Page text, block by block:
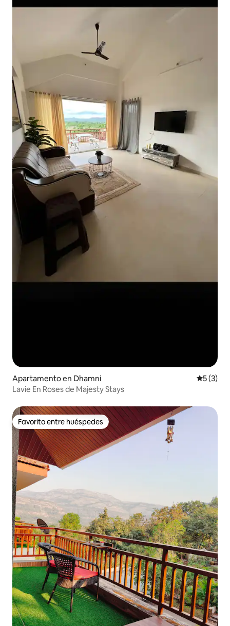
Apartamento en Dhamni
5 (3)
Lavie En Roses de Majesty Stays
Favorito entre huéspedes
Favorito entre huéspedes